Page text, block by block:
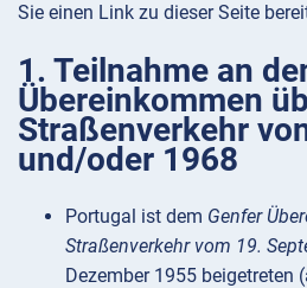
Sie einen Link zu dieser Seite
1. Teilnahme an
Übereinkommen
Straßenverkehr
und/oder 1968
Portugal ist dem Genfer
Straßenverkehr vom 19.
Dezember 1955 beigetreten